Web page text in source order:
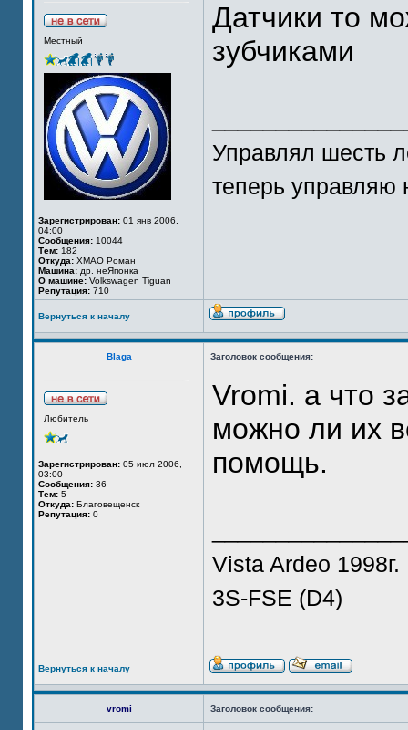
Местный
Зарегистрирован: 01 янв 2006,
04:00
Сообщения: 10044
Тем: 182
Откуда: ХМАО Роман
Машина: др. неЯпонка
О машине: Volkswagen Tiguan
Репутация: 710
Датчики то
зубчиками
Управлял шесть
теперь управляю
Вернуться к началу
Blaga Заголовок сообщения:
Любитель
Зарегистрирован: 05 июл 2006,
03:00
Сообщения: 36
Тем: 5
Откуда: Благовещенск
Репутация: 0
Vromi. а что
можно ли их
помощь.
Vista Ardeo 1998г.
3S-FSE (D4)
Вернуться к началу
vromi Заголовок сообщения: